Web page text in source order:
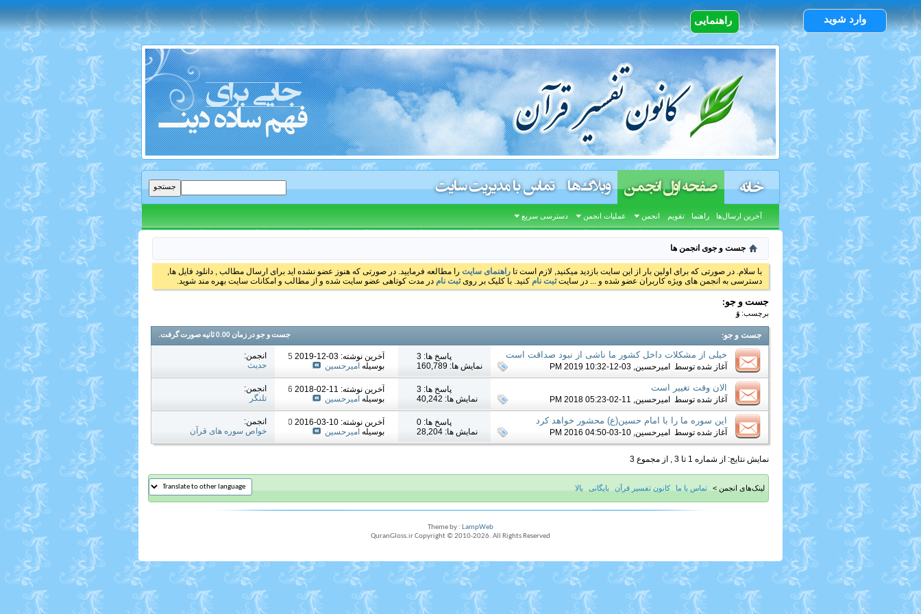
راهنمایی وارد شوید
خانه صفحه اول انجمن
آخرین ارسال‌ها راهنما تقویم انجمن عملیات انجمن دسترسی سریع
وبلاگ‌ها تماس با مدیریت سایت
جست و جوی انجمن ها
با سلام. در صورتی که برای اولین بار از این سایت بازدید میکنید, لازم است تا راهنمای سایت را مطالعه فرمایید. در صورتی که هنوز عضو نشده اید برای ارسال مطالب , دانلود فایل ها,
دسترسی به انجمن های ویژه کاربران عضو شده و ... در سایتثبت نام کنید. با کلیک بر رویثبت نام در مدت کوتاهی عضو سایت شده و از مطالب و امکانات سایت بهره مند شوید.
جست و جو:
برچسب: وَ
جست و جو: جست و جو در زمان 0.00ثانیه صورت گرفت.
خیلی از مشکلات داخل کشور ما ناشی از نبود صداقت است
آغاز شده توسط امیرحسین, 03-12-2019 10:32 PM
پاسخ ها: 3
نمایش ها: 160,789
آخرين نوشته: 03-12-2019
10:35 PM
بوسیله امیرحسین
انجمن:
حدیث
الان وقت تغییر است
آغاز شده توسط امیرحسین, 11-02-2018 05:23 PM
پاسخ ها: 3
نمایش ها: 40,242
آخرين نوشته: 11-02-2018
05:26 PM
بوسیله امیرحسین
انجمن:
تلنگر
این سوره ما را با امام حسین(ع) محشور خواهد کرد
آغاز شده توسط امیرحسین, 10-03-2016 04:50 PM
پاسخ ها: 0
نمایش ها: 28,204
آخرين نوشته: 10-03-2016
04:50 PM
بوسیله امیرحسین
انجمن:
خواص سوره های قرآن
نمایش نتایج: از شماره 1 تا 3 , از مجموع 3
لینک‌های انجمن > تماس با ما کانون تفسیر قرآن بایگانی بالا
Theme by : LampWeb
QuranGloss.ir Copyright © 2010-2026. All Rights Reserved